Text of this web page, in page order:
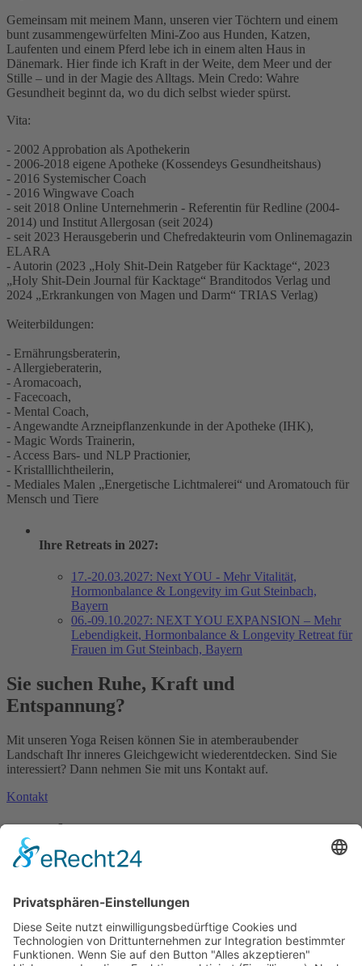
Gemeinsam mit meinem Mann, unseren vier Töchtern und einem
bunt zusammengewürfelten Mini-Zoo aus Hunden, Katzen,
Laufenten und einem Pferd lebe ich in einem alten Haus in
Dänemark. Hier finde ich Kraft in der Weite, dem Meer und der
Stille – und in der Magie des Alltags. Mein Credo: Wahre
Gesundheit beginnt da, wo du dich selbst wieder spürst.
Vita:
- 2002 Approbation als Apothekerin
- 2006-2018 eigene Apotheke (Kossendeys Gesundheitshaus)
- 2016 Systemischer Coach
- 2016 Wingwave Coach
- seit 2018 Online Unternehmerin - Referentin für Redline (2004-
2014) und Institut Allergosan (seit 2024)
- seit 2023 Herausgeberin und Chefredakteurin vom Onlinemagazin
ELARA
- Autorin (2023 „Holy Shit-Dein Ratgeber für Kacktage“, 2023
„Holy Shit-Dein Journal für Kacktage“ Branditodos Verlag und
2024 „Erkrankungen von Magen und Darm“ TRIAS Verlag)
Weiterbildungen:
- Ernährungsberaterin,
- Allergieberaterin,
- Aromacoach,
- Facecoach,
- Mental Coach,
- Angewandte Arzneipflanzenkunde in der Apotheke (IHK),
- Magic Words Trainerin,
- Access Bars- und NLP Practionier,
- Kristalllichtheilerin,
- Mediales Malen „Energetische Lichtmalerei“ und Aromatouch für
Mensch und Tiere
Ihre Retreats in 2027:
17.-20.03.2027: Next YOU - Mehr Vitalität,
Hormonbalance & Longevity im Gut Steinbach,
Bayern
06.-09.10.2027: NEXT YOU EXPANSION – Mehr
Lebendigkeit, Hormonbalance & Longevity Retreat für
Frauen im Gut Steinbach, Bayern
Sie suchen Ruhe, Kraft und
Entspannung?
Mit unseren Yoga Reisen können Sie in atemberaubender
Landschaft Ihr inneres Gleichgewicht wiederentdecken. Sind Sie
interessiert? Dann nehmen Sie mit uns Kontakt auf.
Kontakt
Kontakt
Anschrift
Michaela Mayr GmbH
Koglkopfstrasse 16
83707 Bad Wiessee